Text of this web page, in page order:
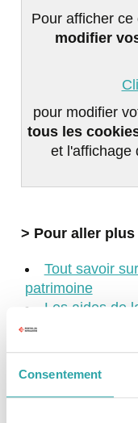
Consentement
Pour afficher ce
modifier
pour modifier
tous les
et l'affichage
> Pour aller
Tout savoir
patrimoine
Les aides de
les particuliers
Tags